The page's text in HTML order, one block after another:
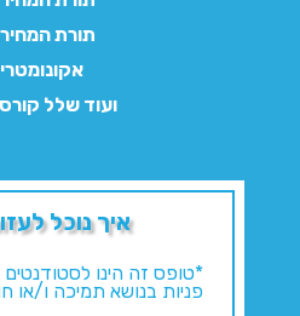
תורת
ועוד שלל
איך נוכל
*טופס זה הינו
פניות בנושא תמיכה ו/או